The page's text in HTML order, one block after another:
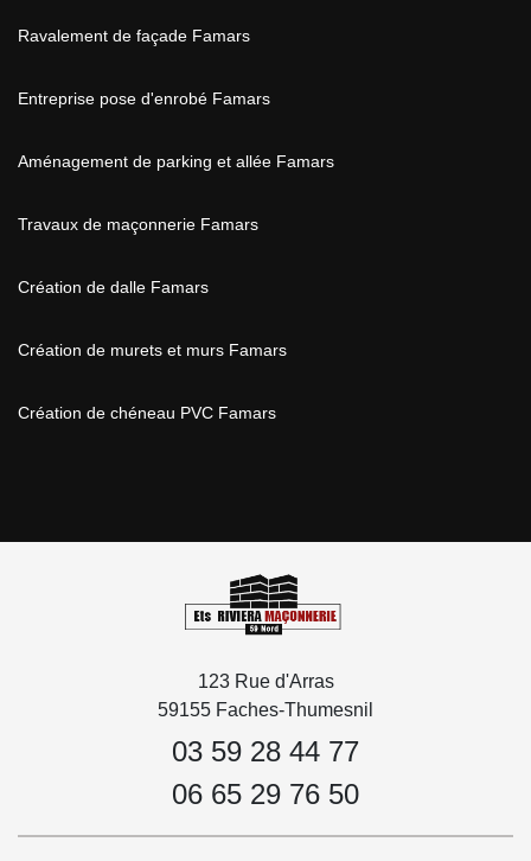
Ravalement de façade Famars
Entreprise pose d'enrobé Famars
Aménagement de parking et allée Famars
Travaux de maçonnerie Famars
Création de dalle Famars
Création de murets et murs Famars
Création de chéneau PVC Famars
123 Rue d'Arras
59155 Faches-Thumesnil
03 59 28 44 77
06 65 29 76 50